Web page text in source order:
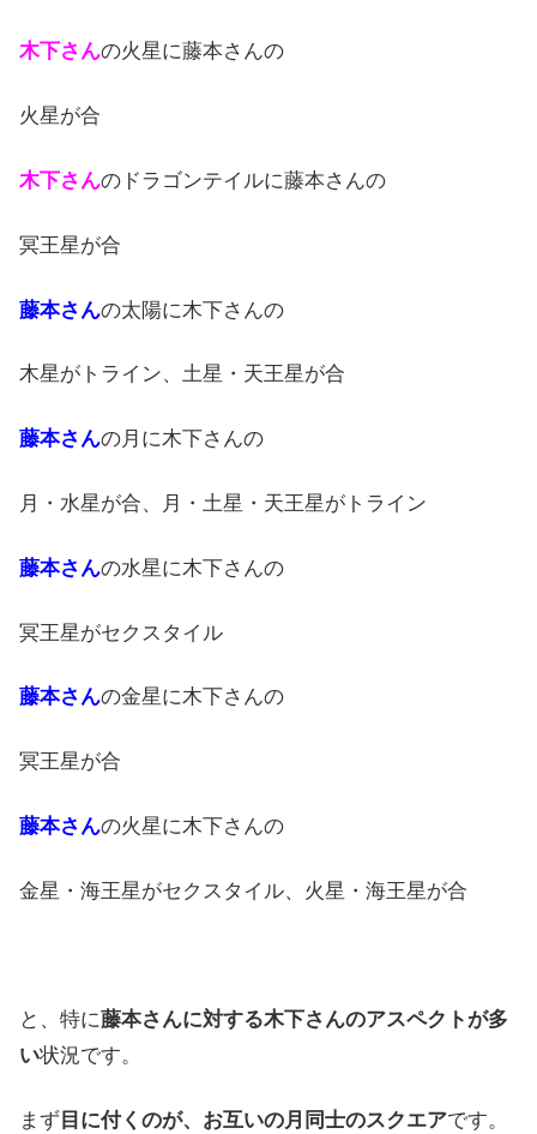
木下さんの火星に藤本さんの
火星が合
木下さんのドラゴンテイルに藤本さんの
冥王星が合
藤本さんの太陽に木下さんの
木星がトライン、土星・天王星が合
藤本さんの月に木下さんの
月・水星が合、月・土星・天王星がトライン
藤本さんの水星に木下さんの
冥王星がセクスタイル
藤本さんの金星に木下さんの
冥王星が合
藤本さんの火星に木下さんの
金星・海王星がセクスタイル、火星・海王星が合
と、特に藤本さんに対する木下さんのアスペクトが多
い状況です。
まず 目に付くのが、お互いの月同士のスクエアです。